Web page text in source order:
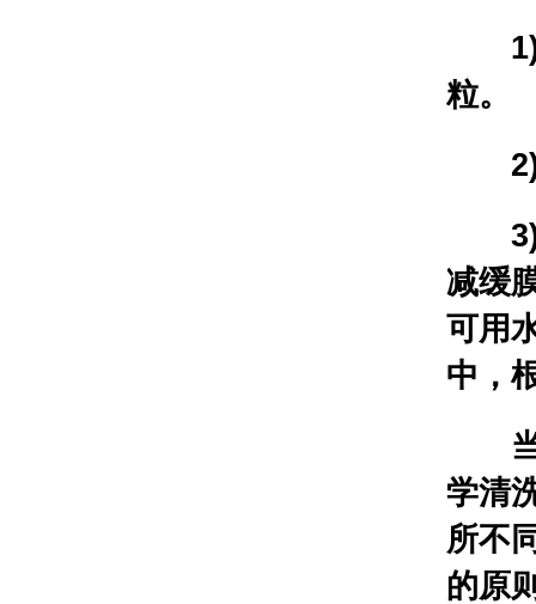
1)
粒。
2)
3)
减缓
可用
中，
当
学清
所不
的原